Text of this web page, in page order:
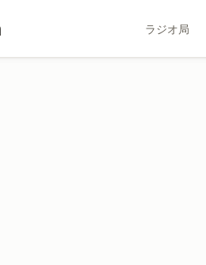
ラジオ局